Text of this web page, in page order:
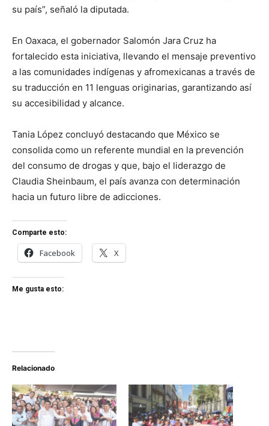
su país”, señaló la diputada.
En Oaxaca, el gobernador Salomón Jara Cruz ha
fortalecido esta iniciativa, llevando el mensaje preventivo
a las comunidades indígenas y afromexicanas a través de
su traducción en 11 lenguas originarias, garantizando así
su accesibilidad y alcance.
Tania López concluyó destacando que México se
consolida como un referente mundial en la prevención
del consumo de drogas y que, bajo el liderazgo de
Claudia Sheinbaum, el país avanza con determinación
hacia un futuro libre de adicciones.
Comparte esto:
Facebook X
Me gusta esto:
Relacionado